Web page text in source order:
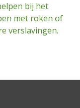
bij het
met roken of
verslavingen.